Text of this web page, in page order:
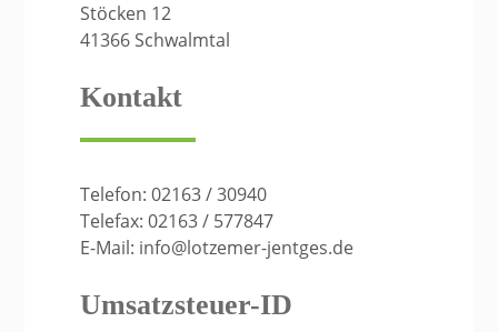
Stöcken 12
41366 Schwalmtal
Kontakt
Telefon: 02163 / 30940
Telefax: 02163 / 577847
E-Mail: info@lotzemer-jentges.de
Umsatzsteuer-ID